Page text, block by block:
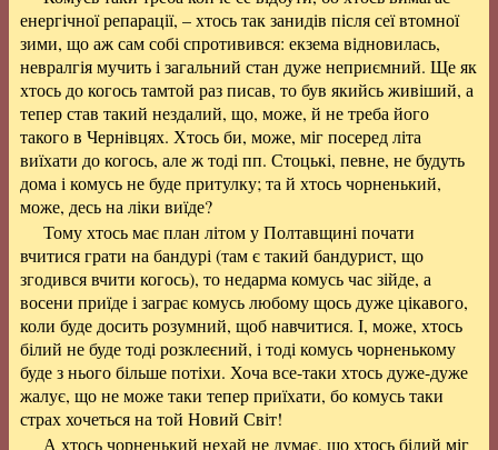
енергічної репарації, – хтось так занидів після сеї втомної
зими, що аж сам собі спротивився: екзема відновилась,
невралгія мучить і загальний стан дуже неприємний. Ще як
хтось до когось тамтой раз писав, то був якийсь живіший, а
тепер став такий нездалий, що, може, й не треба його
такого в Чернівцях. Хтось би, може, міг посеред літа
виїхати до когось, але ж тоді пп. Стоцькі, певне, не будуть
дома і комусь не буде притулку; та й хтось чорненький,
може, десь на ліки виїде?
Тому хтось має план літом у Полтавщині почати
вчитися грати на бандурі (там є такий бандурист, що
згодився вчити когось), то недарма комусь час зійде, а
восени приїде і заграє комусь любому щось дуже цікавого,
коли буде досить розумний, щоб навчитися. І, може, хтось
білий не буде тоді розклеєний, і тоді комусь чорненькому
буде з нього більше потіхи. Хоча все-таки хтось дуже-дуже
жалує, що не може таки тепер приїхати, бо комусь таки
страх хочеться на той Новий Світ!
А хтось чорненький нехай не думає, що хтось білий міг